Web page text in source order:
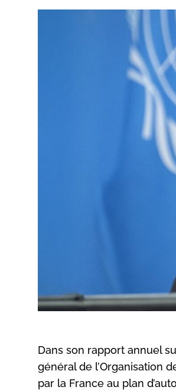
Dans son rapport annuel
général de l’Organisation
par la France au plan